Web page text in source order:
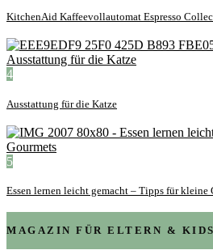
KitchenAid Kaffeevollautomat Espresso
4
Ausstattung für die Katze
5
Essen lernen leicht gemacht – Tipps für kleine
MAGAZIN FÜR ELTERN & KIDS